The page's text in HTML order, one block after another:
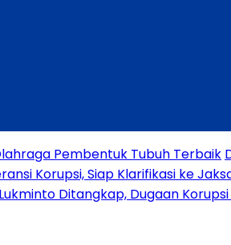
Pembentuk Tubuh Terbaik
Korupsi, Siap Klarifikasi ke
Ditangkap, Dugaan